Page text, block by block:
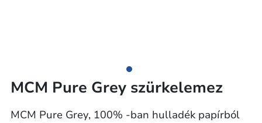
MCM Pure Grey szürkelemez
MCM Pure Grey, 100% -ban hulladék papírból